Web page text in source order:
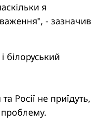
я
- зазначив
білоруський
Росії не приїдуть,
проблему.